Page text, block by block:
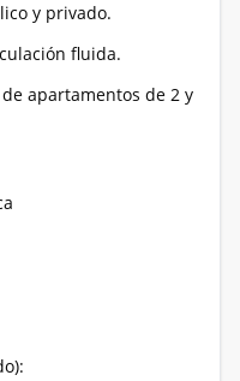
y privado.
fluida.
apartamentos de 2 y